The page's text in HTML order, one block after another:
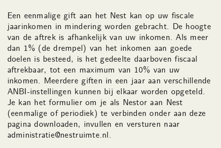
Een eenmalige gift aan het Nest kan op uw fiscale
jaarinkomen in mindering worden gebracht. De hoogte
van de aftrek is afhankelijk van uw inkomen. Als meer
dan 1% (de drempel) van het inkomen aan goede
doelen is besteed, is het gedeelte daarboven fiscaal
aftrekbaar, tot een maximum van 10% van uw
inkomen. Meerdere giften in een jaar aan verschillende
ANBI-instellingen kunnen bij elkaar worden opgeteld.
Je kan het formulier om je als Nestor aan Nest
(eenmalige of periodiek) te verbinden onder aan deze
pagina downloaden, invullen en versturen naar
administratie@nestruimte.nl.